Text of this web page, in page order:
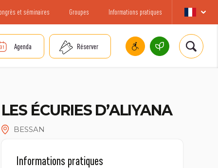
et séminaires Groupes Informations pratiques
Agenda Réserver
LES ÉCURIES D’ALIYANA
BESSAN
Informations pratiques